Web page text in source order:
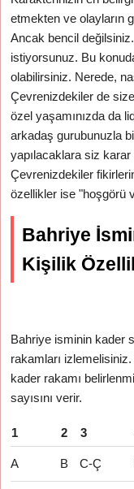
etmekten ve olayların
Ancak bencil
istiyorsunuz. Bu
olabilirsiniz. Nerede,
Çevrenizdekiler de
özel yaşamınızda da
arkadaş gurubunuzla
yapılacaklara siz
Çevrenizdekiler
özellikler ise "hoşgörü
Bahriye
Kişilik
Bahriye isminin kader
rakamları
kader rakamı
sayısını verir.
1 2 3
A B C-Ç